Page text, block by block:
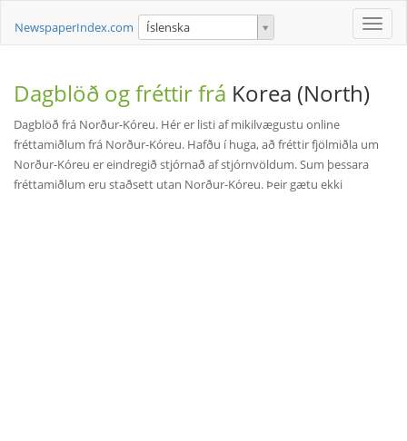
Toggle
NewspaperIndex.com Íslenska
Dagblöð og fréttir frá Korea (North)
Dagblöð frá Norður-Kóreu. Hér er listi af mikilvægustu online
fréttamiðlum frá Norður-Kóreu. Hafðu í huga, að fréttir fjölmiðla um
Norður-Kóreu er eindregið stjórnað af stjórnvöldum. Sum þessara
fréttamiðlum eru staðsett utan Norður-Kóreu. Þeir gætu ekki